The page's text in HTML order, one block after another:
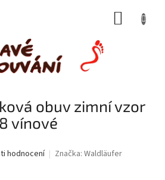
obuv zimní vzor
vínové
hodnocení Značka: Waldläufer